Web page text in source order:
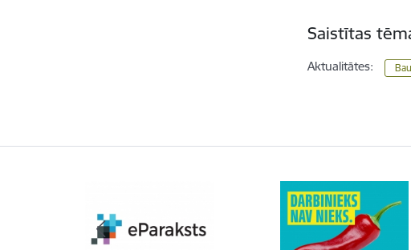
Saistītas
Aktualitātes: